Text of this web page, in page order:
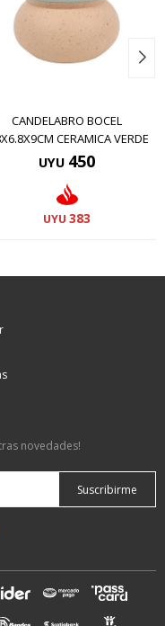
CANDELABRO BOCEL
CERAMICA VERDE
UYU 450
UYU 383
novedades!
Suscribirme